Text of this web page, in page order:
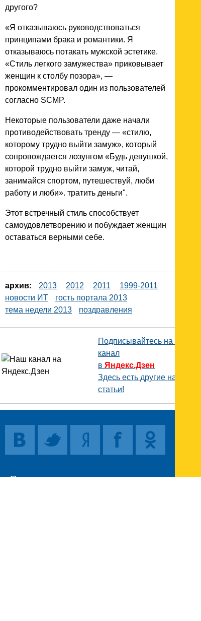
другого?
«Я отказываюсь руководствоваться
принципами брака и романтики. Я
отказываюсь потакать мужской эстетике.
«Стиль легкого замужества» приковывает
женщин к столбу позора», —
прокомментировал один из пользователей
согласно SCMP.
Некоторые пользователи даже начали
противодействовать тренду — «стилю,
которому трудно выйти замуж», который
сопровождается лозунгом «Будь девушкой,
которой трудно выйти замуж, читай,
занимайся спортом, путешествуй, люби
работу и люби». тратить деньги".
Этот встречный стиль способствует
самоудовлетворению и побуждает женщин
оставаться верными себе.
архив: 2013 2012 2011
1999-2011
новости ИТ
гость портала 2013
тема недели 2013
поздравления
Подписывайтесь на наш
канал
в Яндекс.Дзен
Здесь есть другие наши
статьи!
Поиск